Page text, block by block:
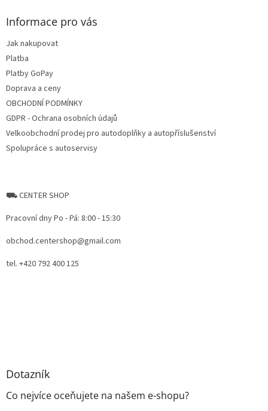
Informace pro vás
Jak nakupovat
Platba
Platby GoPay
Doprava a ceny
OBCHODNÍ PODMÍNKY
GDPR - Ochrana osobních údajů
Velkoobchodní prodej pro autodoplňky a autopříslušenství
Spolupráce s autoservisy
⛟ CENTER SHOP
Pracovní dny Po - Pá: 8:00 - 15:30
obchod.centershop@gmail.com
tel. +420 792 400 125
Dotazník
Co nejvíce oceňujete na našem e-shopu?